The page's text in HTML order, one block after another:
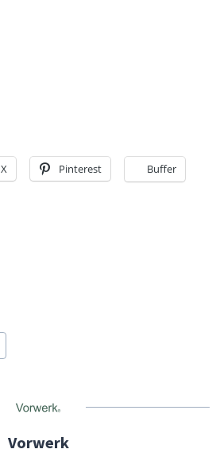
X Pinterest Buffer
Vorwerk